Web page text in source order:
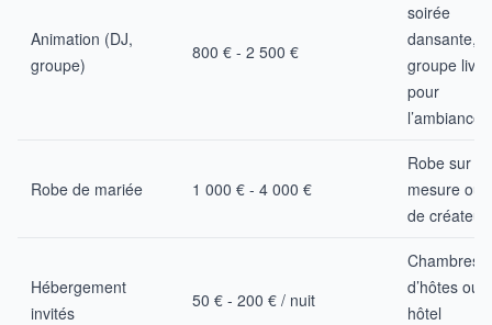
Animation (DJ,
groupe)
800 € - 2 500 €
soirée
dansante,
groupe live
pour
l’ambiance.
Robe de mariée 1 000 € - 4 000 €
Robe sur
mesure ou
de créateur.
Hébergement
invités
50 € - 200 € / nuit
Chambres
d’hôtes ou
hôtel